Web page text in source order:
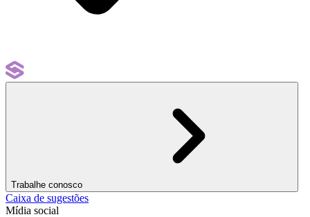
Trabalhe conosco
Caixa de sugestões
Mídia social